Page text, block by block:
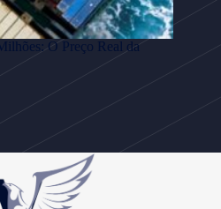
O Preço Real da